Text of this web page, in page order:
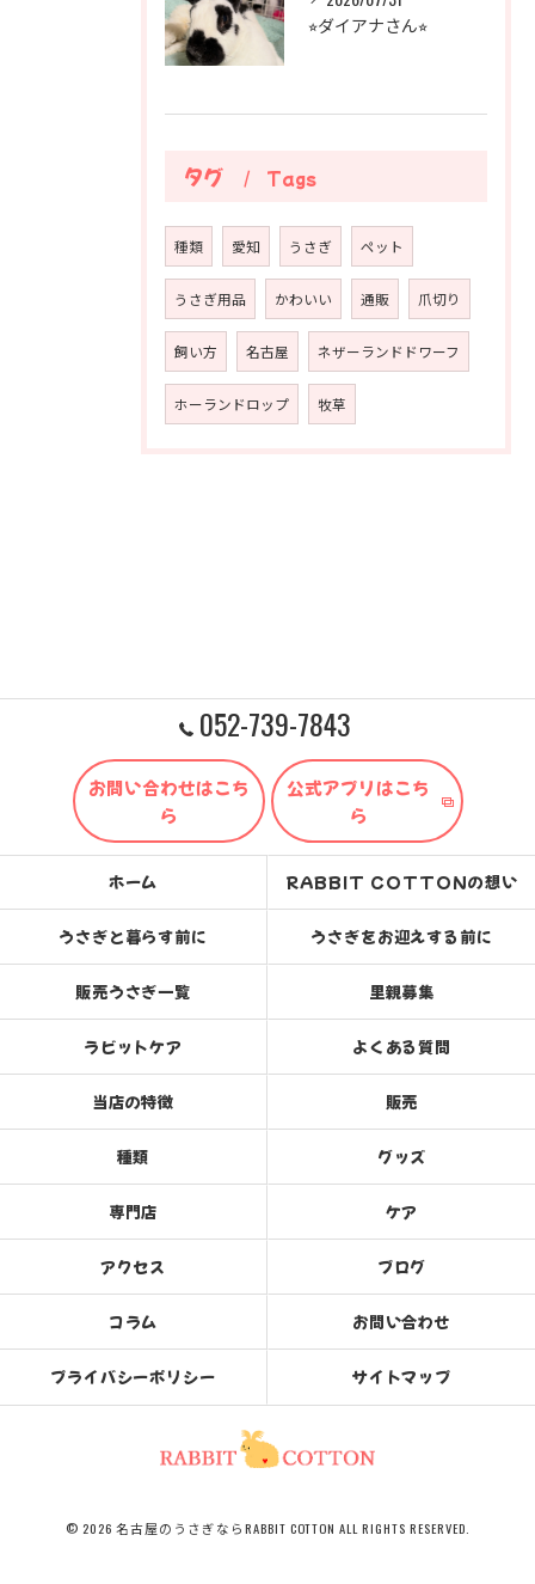
⭐︎ダイアナさん⭐︎
タグ Tags
種類 愛知 うさぎ ペット
うさぎ用品 かわいい 通販 爪切り
飼い方 名古屋 ネザーランドドワーフ
ホーランドロップ 牧草
052-739-7843
お問い合わせはこち
ら
公式アプリはこち
ら
ホーム RABBIT COTTONの想い
うさぎと暮らす前に うさぎをお迎えする前に
販売うさぎ一覧 里親募集
ラビットケア よくある質問
当店の特徴 販売
種類 グッズ
専門店 ケア
アクセス ブログ
コラム お問い合わせ
プライバシーポリシー サイトマップ
© 2026 名古屋のうさぎならRABBIT COTTON ALL RIGHTS RESERVED.